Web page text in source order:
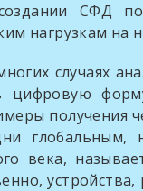
СФД
нагрузкам на
цифровую
глобальным,
века,